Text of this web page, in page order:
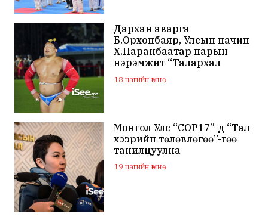
Дархан аварга
Б.Орхонбаяр, Улсын начин
Х.Наранбаатар нарын
нэрэмжит “Талархал
хүндэтгэл” хүчит бөхийн
барилдаан болно
18 цагийн өмнө
Монгол Улс “COP17”-д “Тал
хээрийн төлөвлөгөө”-гөө
танилцуулна
19 цагийн өмнө